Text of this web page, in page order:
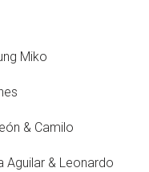
Miko
& Camilo
Aguilar & Leonardo